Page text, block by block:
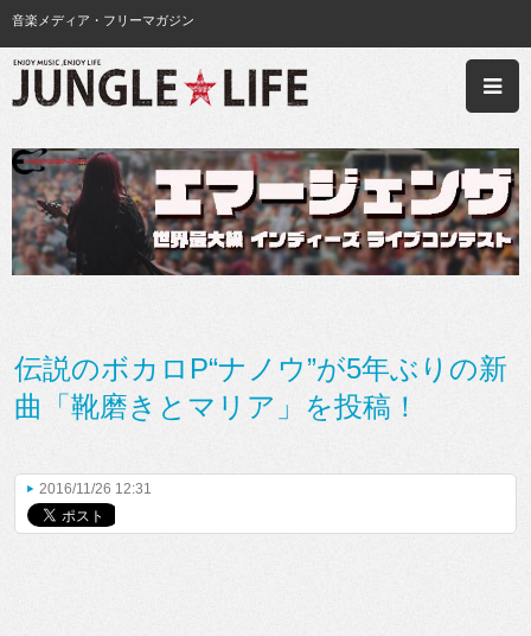
音楽メディア・フリーマガジン
伝説のボカロP“ナノウ”が5年ぶりの新
曲「靴磨きとマリア」を投稿！
2016/11/26 12:31